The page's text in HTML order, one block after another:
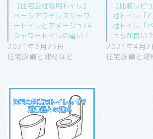
【住宅会社専用トイレ】
ベーシアフチレスシャワ
ートイレとアメージュZA
シャワートイレの違い！
2021年3月23日
住宅設備と建材など
【比較レビ
社トイレ「
社トイレ「
っちが良い
2021年4月2
住宅設備と建